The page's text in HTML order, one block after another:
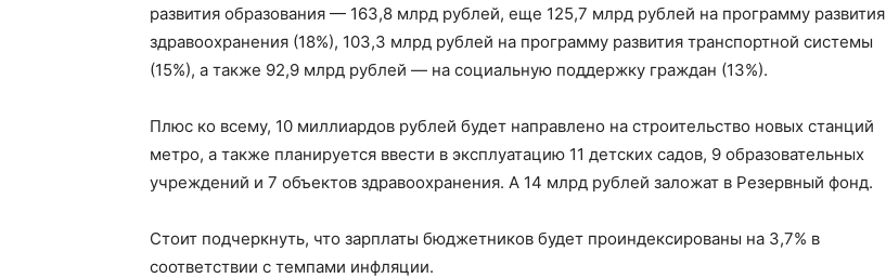
развития образования — 163,8 млрд рублей, еще 125,7 млрд рублей на программу развития
здравоохранения (18%), 103,3 млрд рублей на программу развития транспортной системы
(15%), а также 92,9 млрд рублей — на социальную поддержку граждан (13%).
Плюс ко всему, 10 миллиардов рублей будет направлено на строительство новых станций
метро, ​​а также планируется ввести в эксплуатацию 11 детских садов, 9 образовательных
учреждений и 7 объектов здравоохранения. А 14 млрд рублей заложат в Резервный фонд.
Стоит подчеркнуть, что зарплаты бюджетников будет проиндексированы на 3,7% в
соответствии с темпами инфляции.